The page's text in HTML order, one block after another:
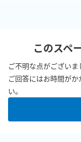
このスペ
ご不明な点がございま
ご回答にはお時間が
い。